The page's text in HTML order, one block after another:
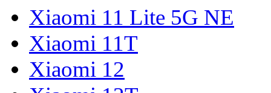
Xiaomi 11 Lite 5G NE
Xiaomi 11T
Xiaomi 12